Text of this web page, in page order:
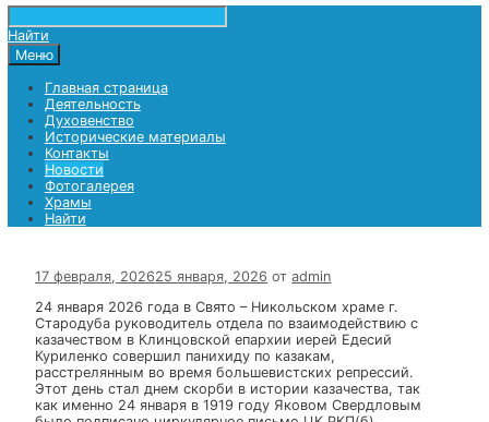
Контакты
Фотогалерея
Храмы
Найти
Найти
Меню
Деятельность
Исторические материалы
Контакты
Новости
Фотогалерея
Храмы
Найти